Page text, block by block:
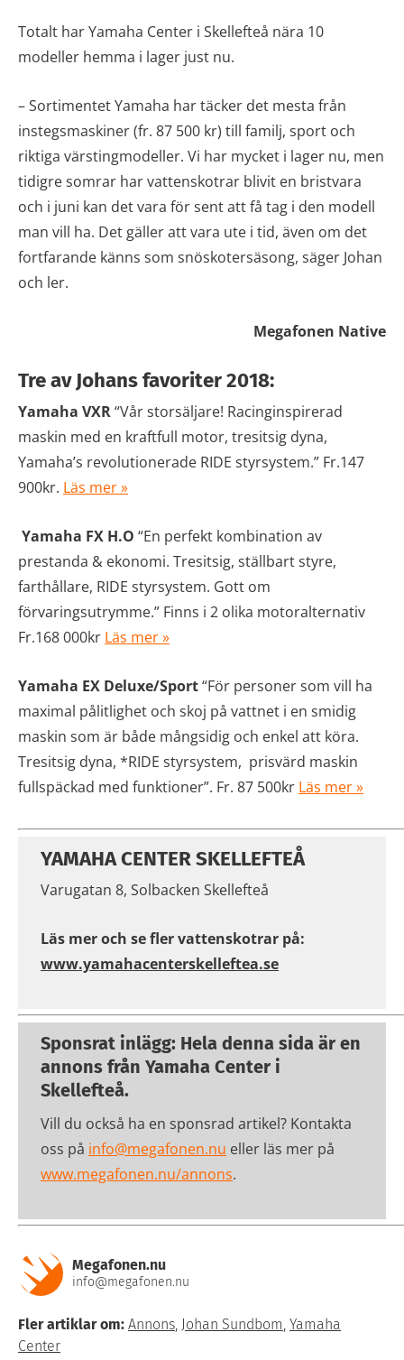
Totalt har Yamaha Center i Skellefteå nära 10
modeller hemma i lager just nu.
– Sortimentet Yamaha har täcker det mesta från
instegsmaskiner (fr. 87 500 kr) till familj, sport och
riktiga värstingmodeller. Vi har mycket i lager nu, men
tidigre somrar har vattenskotrar blivit en bristvara
och i juni kan det vara för sent att få tag i den modell
man vill ha. Det gäller att vara ute i tid, även om det
fortfarande känns som snöskotersäsong, säger Johan
och ler.
Megafonen Native
Tre av Johans favoriter 2018:
Yamaha VXR“Vår storsäljare! Racinginspirerad
maskin med en kraftfull motor, tresitsig dyna,
Yamaha’s revolutionerade RIDE styrsystem.” Fr.147
900kr. Läs mer »
Yamaha FX H.O “En perfekt kombination av
prestanda & ekonomi. Tresitsig, ställbart styre,
farthållare, RIDE styrsystem. Gott om
förvaringsutrymme.” Finns i 2 olika motoralternativ
Fr.168 000kr Läs mer »
Yamaha EX Deluxe/Sport“För personer som vill ha
maximal pålitlighet och skoj på vattnet i en smidig
maskin som är både mångsidig och enkel att köra.
Tresitsig dyna, *RIDE styrsystem, prisvärd maskin
fullspäckad med funktioner”. Fr. 87 500kr Läs mer »
YAMAHA CENTER SKELLEFTEÅ
Varugatan 8, Solbacken Skellefteå
Läs mer och se fler vattenskotrar på:
www.yamahacenterskelleftea.se
Sponsrat inlägg: Hela denna sida är en
annons från Yamaha Center i
Skellefteå.
Vill du också ha en sponsrad artikel? Kontakta
oss på info@megafonen.nu eller läs mer på
www.megafonen.nu/annons.
Megafonen.nu
info@megafonen.nu
Fler artiklar om: Annons, Johan Sundbom, Yamaha
Center